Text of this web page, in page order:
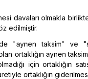
davaları olmakla
edilmiştir.
"aynen taksim" ve
ortaklığın aynen
için ortaklığın
ortaklığın